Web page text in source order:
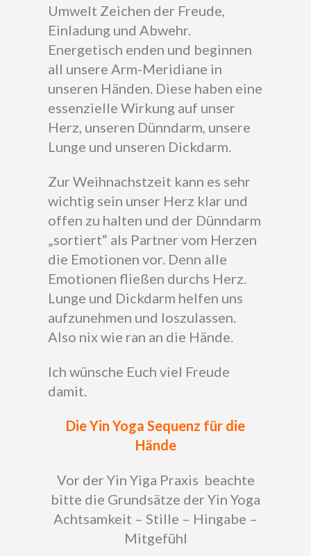
Umwelt Zeichen der Freude,
Einladung und Abwehr.
Energetisch enden und beginnen
all unsere Arm-Meridiane in
unseren Händen. Diese haben eine
essenzielle Wirkung auf unser
Herz, unseren Dünndarm, unsere
Lunge und unseren Dickdarm.
Zur Weihnachstzeit kann es sehr
wichtig sein unser Herz klar und
offen zu halten und der Dünndarm
„sortiert“ als Partner vom Herzen
die Emotionen vor. Denn alle
Emotionen fließen durchs Herz.
Lunge und Dickdarm helfen uns
aufzunehmen und loszulassen.
Also nix wie ran an die Hände.
Ich wünsche Euch viel Freude
damit.
Die Yin Yoga Sequenz für die
Hände
Vor der Yin Yiga Praxis beachte
bitte die Grundsätze der Yin Yoga
Achtsamkeit – Stille – Hingabe –
Mitgefühl